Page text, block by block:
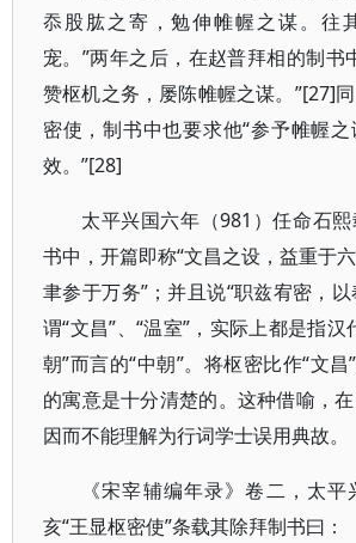
忝股肱之寄，勉伸帷幄之谋。往
宠。”两年之后，在赵普拜相的制书
赞枢机之务，屡陈帷幄之谋。”[27]
密使，制书中也要求他“参予帷幄
效。”[28]
太平兴国六年（981）任命石
书中，开篇即称“文昌之设，益重于
聿参于万务”；并且说“职兹宥密，
谓“文昌”、“温室”，实际上都是指汉
朝”而言的“中朝”。将枢密比作“文昌
的寓意是十分清楚的。这种借喻，在
因而不能理解为行词学士误用典故。
《宋宰辅编年录》卷二，太
亥“王显枢密使”条载其除拜制书曰：